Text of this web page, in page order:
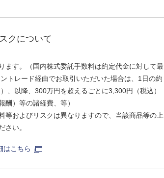
クについて
ます。（国内株式委託手数料は約定代金に対して最
トレード経由でお取引いただいた場合は、1日の約
、以降、300万円を超えるごとに3,300円（税込）
）等の諸経費、等）
等およびリスクは異なりますので、当該商品等の上
さい。
はこちら